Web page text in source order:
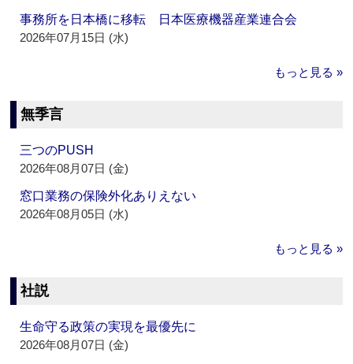
事務所を日本橋に移転 日本医療機器産業連合会
2026年07月15日 (水)
もっと見る »
無季言
三つのPUSH
2026年08月07日 (金)
窓口業務の保険外化ありえない
2026年08月05日 (水)
もっと見る »
社説
生命守る政策の実現を最優先に
2026年08月07日 (金)